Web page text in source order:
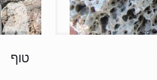
טוף